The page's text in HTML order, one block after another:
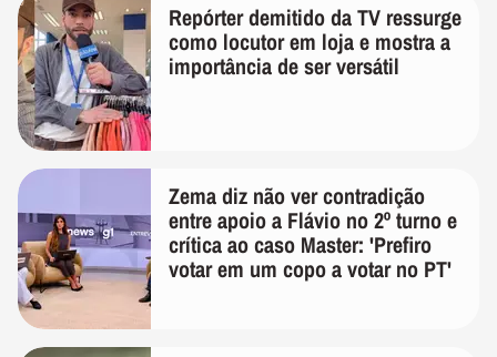
Repórter demitido da TV ressurge
como locutor em loja e mostra a
importância de ser versátil
Zema diz não ver contradição
entre apoio a Flávio no 2º turno e
crítica ao caso Master: 'Prefiro
votar em um copo a votar no PT'